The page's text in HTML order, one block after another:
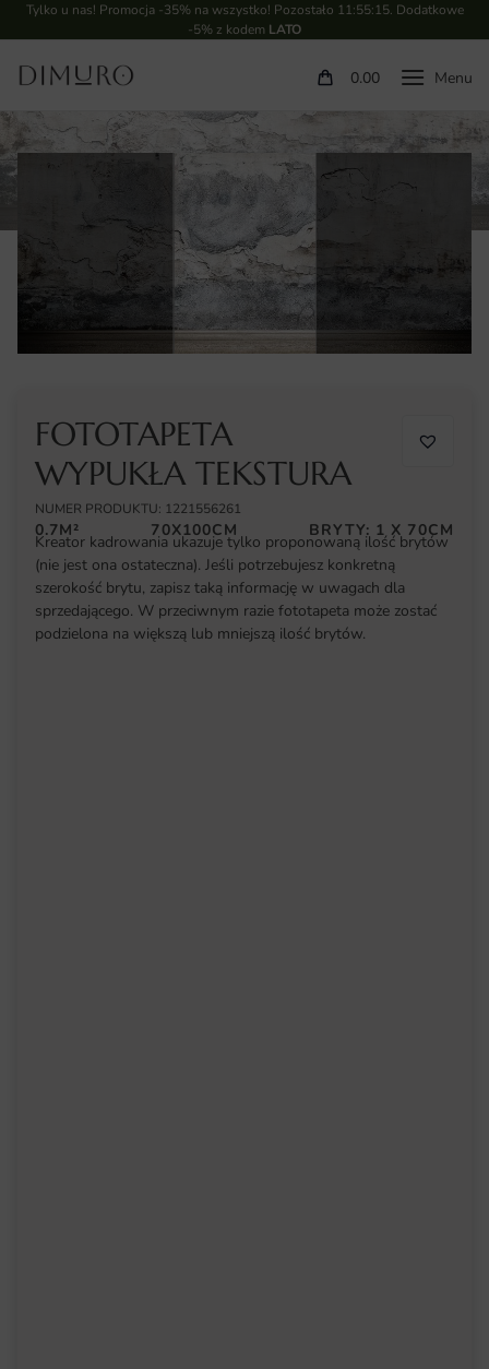
Tylko u nas! Promocja -35% na wszystko! Pozostało 11:55:15. Dodatkowe
-5% z kodem LATO
0.00
FOTOTAPETA
WYPUKŁA TEKSTURA
NUMER PRODUKTU: 1221556261
0.7M² 70X100CM BRYTY: 1 X 70CM
Kreator kadrowania ukazuje tylko proponowaną ilość brytów
(nie jest ona ostateczna). Jeśli potrzebujesz konkretną
szerokość brytu, zapisz taką informację w uwagach dla
sprzedającego. W przeciwnym razie fototapeta może zostać
podzielona na większą lub mniejszą ilość brytów.